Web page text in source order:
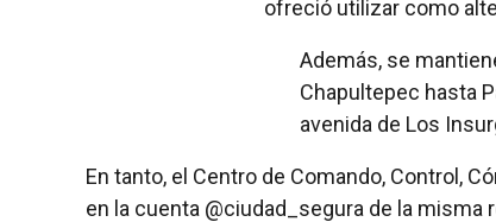
ofreció utilizar como
Además, se
Chapultepec hasta
avenida de Los
En tanto, el Centro de Comando, Control,
en la cuenta @ciudad_segura de la